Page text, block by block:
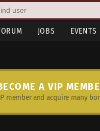
JOBS EVENTS
A VIP
member and acquire many